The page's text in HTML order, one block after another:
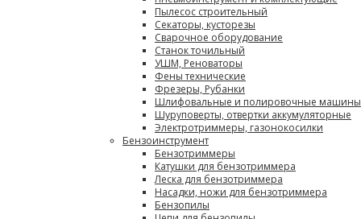
Пылесос строительный
Секаторы, кусторезы
Сварочное оборудование
Станок точильный
УШМ, Реноваторы
Фены технические
Фрезеры, Рубанки
Шлифовальные и полировочные машины
Шуруповерты, отвертки аккумуляторные
Электротриммеры, газонокосилки
Бензоинструмент
Бензотриммеры
Катушки для бензотриммера
Леска для бензотриммера
Насадки, ножи для бензотриммера
Бензопилы